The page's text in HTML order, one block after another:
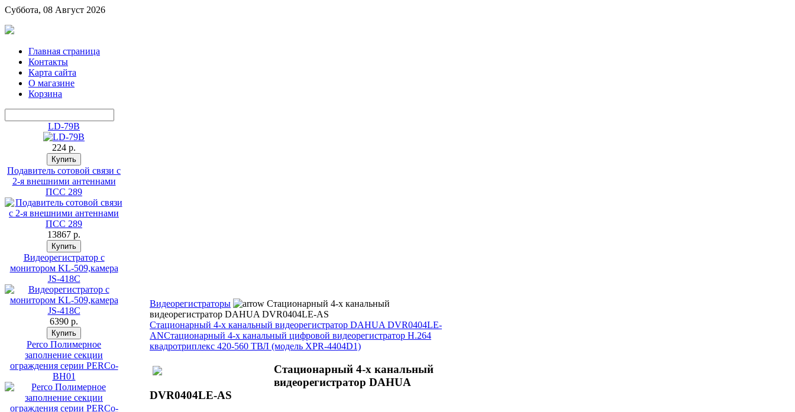
Суббота, 08 Август 2026
Главная страница
Контакты
Карта сайта
О магазине
Корзина
LD-79B
224 p.
Подавитель сотовой связи с
2-я внешними антеннами
ПСС 289
13867 p.
Видеорегистратор с
монитором KL-509,камера
JS-418C
6390 p.
Perco Полимерное
заполнение секции
ограждения серии PERCo-
BH01
Видеорегистраторы
Стационарный 4-х канальный
видеорегистратор DAHUA DVR0404LE-AS
Стационарный 4-х канальный видеорегистратор DAHUA DVR0404LE-
ANСтационарный 4-х канальный цифровой видеорегистратор H.264
квадротриплекс 420-560 ТВЛ (модель XPR-4404D1)
Стационарный 4-х канальный
видеорегистратор DAHUA
DVR0404LE-AS